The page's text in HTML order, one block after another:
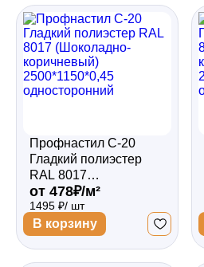
Профнастил С-20
Гладкий полиэстер
RAL 8017
(Шоколадно-
коричневый)
2500*1150*0,45
односторонний
от 478₽/м²
1495 ₽/ шт
В корзину